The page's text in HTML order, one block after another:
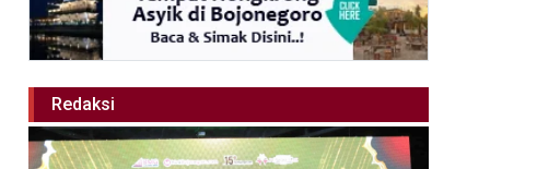
Redaksi